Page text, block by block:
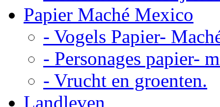
Papier Maché Mexico
- Vogels Papier-
- Personages papier-
- Vrucht en groenten.
Landleven